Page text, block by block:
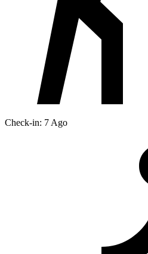
Check-in: 7 Ago